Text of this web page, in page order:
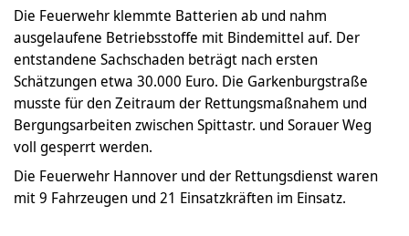
Die Feuerwehr klemmte Batterien ab und nahm
ausgelaufene Betriebsstoffe mit Bindemittel auf. Der
entstandene Sachschaden beträgt nach ersten
Schätzungen etwa 30.000 Euro. Die Garkenburgstraße
musste für den Zeitraum der Rettungsmaßnahem und
Bergungsarbeiten zwischen Spittastr. und Sorauer Weg
voll gesperrt werden.
Die Feuerwehr Hannover und der Rettungsdienst waren
mit 9 Fahrzeugen und 21 Einsatzkräften im Einsatz.